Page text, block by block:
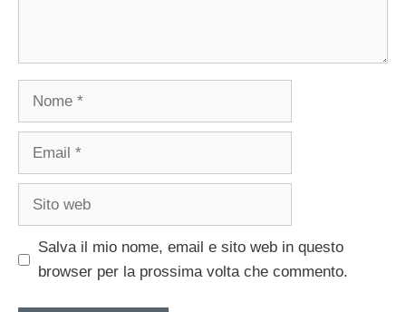
Nome
Email
Sito
Salva il mio nome, email e sito web in questo
browser per la prossima volta che commento.